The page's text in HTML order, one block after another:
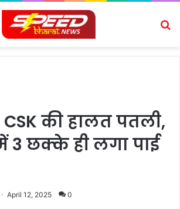
CSK की हालत पतली,
3 छक्के ही लगा पाई
April 12, 2025 0